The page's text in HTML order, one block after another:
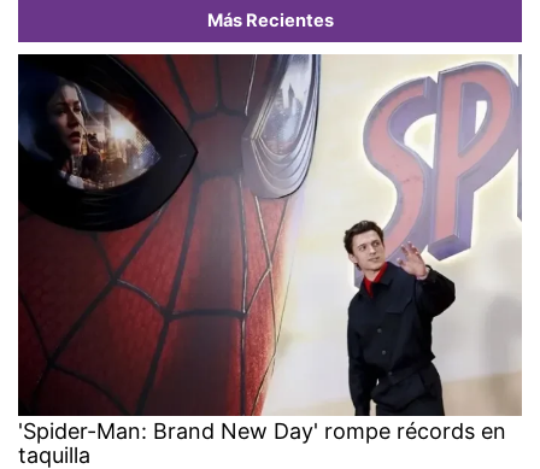
Más Recientes
'Spider-Man: Brand New Day' rompe récords en
taquilla